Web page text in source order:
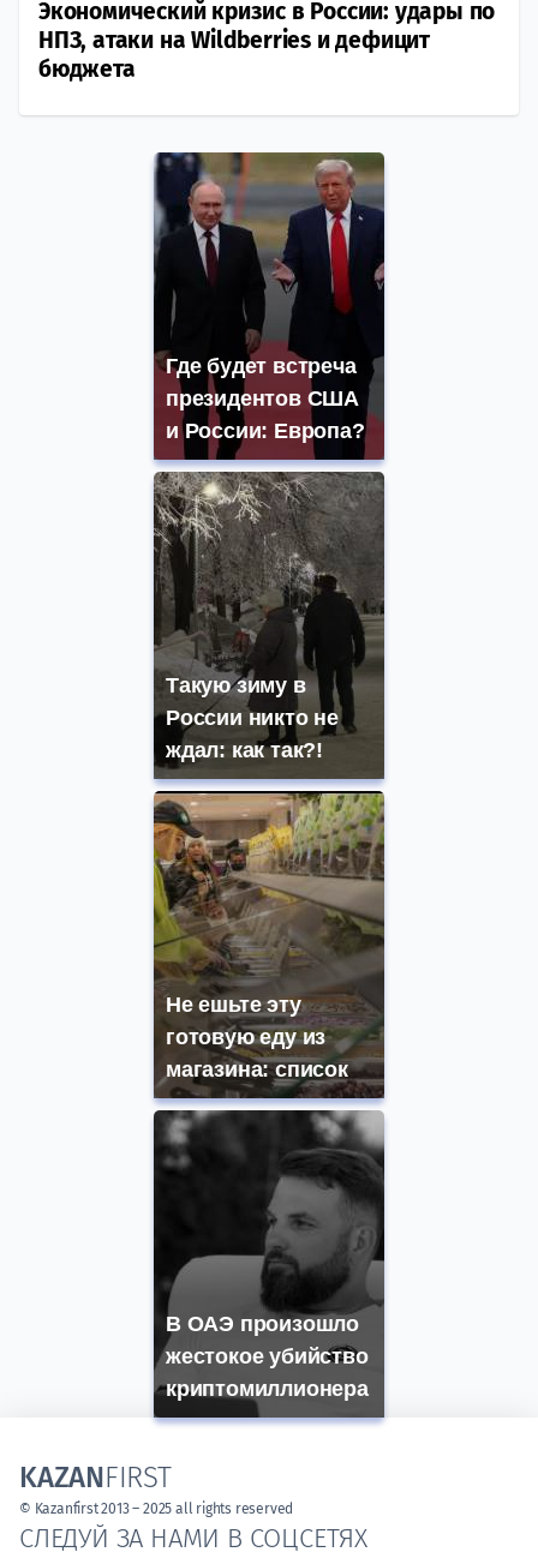
Экономический кризис в России: удары по
НПЗ, атаки на Wildberries и дефицит
бюджета
Где будет встреча
президентов США
и России: Европа?
Такую зиму в
России никто не
ждал: как так?!
Не ешьте эту
готовую еду из
магазина: список
В ОАЭ произошло
жестокое убийство
криптомиллионера
СЛЕДУЙ ЗА НАМИ В СОЦСЕТЯХ
KAZANFIRST
© Kazanfirst 2013 – 2025 all rights reserved